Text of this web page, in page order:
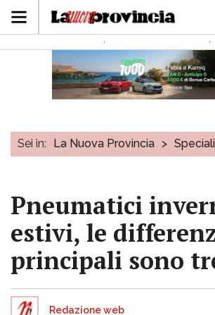
Sei in: La Nuova Provincia > Speciali
Pneumatici
estivi, le
principali sono
Redazione web